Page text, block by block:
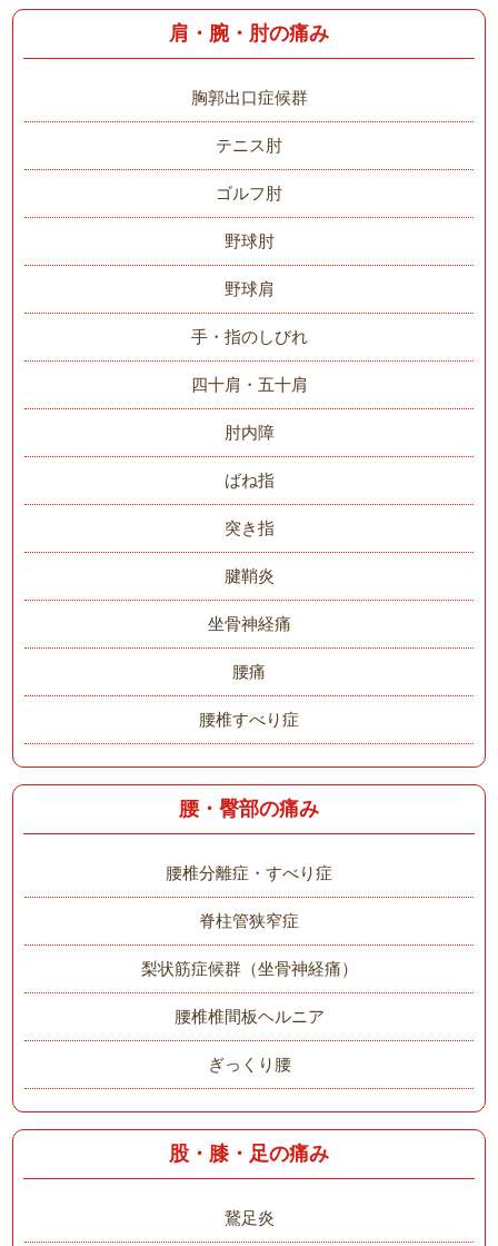
肩・腕・肘の痛み
胸郭出口症候群
テニス肘
ゴルフ肘
野球肘
野球肩
手・指のしびれ
四十肩・五十肩
肘内障
ばね指
突き指
腱鞘炎
坐骨神経痛
腰痛
腰椎すべり症
腰・臀部の痛み
腰椎分離症・すべり症
脊柱管狭窄症
梨状筋症候群（坐骨神経痛）
腰椎椎間板ヘルニア
ぎっくり腰
股・膝・足の痛み
鵞足炎